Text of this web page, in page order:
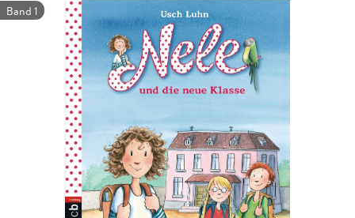
Band 1